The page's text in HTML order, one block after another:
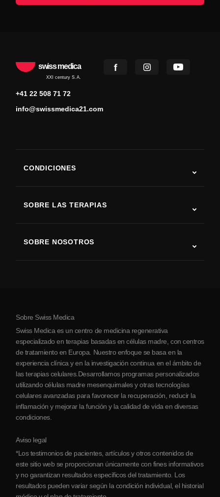
swiss medica
XXI century S.A.
+41 22 508 71 72
info@swissmedica21.com
CONDICIONES
Enfermedad de Parkinson
Artritis
SOBRE LAS TERAPIAS
SOBRE NOSOTROS
Sobre Serbia
Colaboraciones
Sobre Swiss Medica
Swiss Medica es un centro de medicina regenerativa
especializado en terapias basadas en células madre, con centros
de tratamiento en Europa. Nuestro enfoque se basa en la
experiencia clínica y en la investigación continua en el ámbito de
las terapias celulares.Desarrollamos programas personalizados
utilizando células madre mesenquimales y otras tecnologías
celulares avanzadas para favorecer la recuperación, reducir la
inflamación y mejorar la función y la calidad de vida en diversas
condiciones.
Aviso legal
*Los testimonios de pacientes, artículos y otros contenidos de
este sitio web se proporcionan únicamente con fines informativos
y no garantizan resultados específicos del tratamiento. Los
resultados pueden variar según la condición individual, el historial